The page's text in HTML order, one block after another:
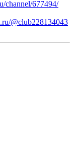
channel/677494/
@club228134043